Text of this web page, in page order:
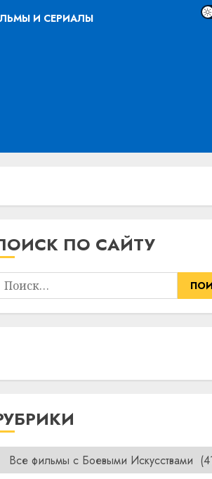
И СЕРИАЛЫ
ПО САЙТУ
Найти:
Рубрики